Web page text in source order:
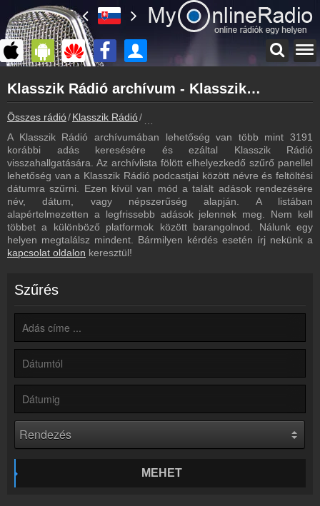
myonlineradio.hu
Klasszik Rádió
Vissza a Klasszik Rádió oldalára
Bejelentkezés
Hozz létre saját fiókot!
Most szól
Tudd meg mi szólt eddig
Műsorújság
Klasszik Rádió műsorai
Hírek
Kapcsolat
Írj nekünk!
Partnerek
Rádiós partnerek
Ágyazd be weboldaladba
Készítés lépésről lépésre
Klasszik Rádió archívum - Klasszik Rádió podcasts - Klasszik Rádió visszahallgatás
Összes rádió Klasszik Rádió
A Klasszik Rádió archívumában lehetőség van több mint 3191
korábbi adás keresésére és ezáltal Klasszik Rádió
visszahallgatására. Az archívlista fölött elhelyezkedő szűrő panellel
lehetőség van a Klasszik Rádió podcastjai között névre és feltöltési
dátumra szűrni. Ezen kívül van mód a talált adások rendezésére
név, dátum, vagy népszerűség alapján. A listában
alapértelmezetten a legfrissebb adások jelennek meg. Nem kell
többet a különböző platformok között barangolnod. Nálunk egy
helyen megtalálsz mindent. Bármilyen kérdés esetén írj nekünk a
kapcsolat oldalon keresztül!
Szűrés
MEHET